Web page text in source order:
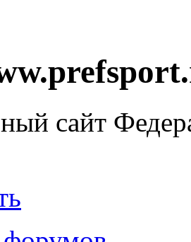
сайт